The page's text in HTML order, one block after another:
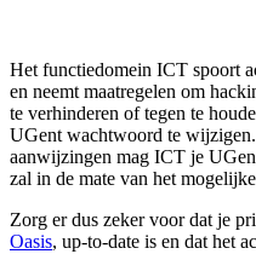
Het functiedomein ICT spoort
en neemt maatregelen om
te verhinderen of tegen te
UGent wachtwoord te
aanwijzingen mag ICT je
zal in de mate van het
Zorg er dus zeker voor dat je
Oasis, up-to-date is en dat het